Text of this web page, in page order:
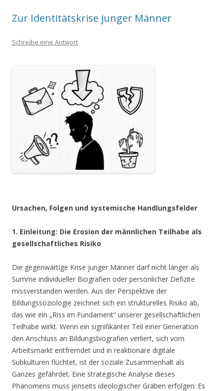
Zur Identitätskrise junger Männer
Schreibe eine Antwort
Ursachen, Folgen und systemische Handlungsfelder
1. Einleitung: Die Erosion der männlichen Teilhabe als
gesellschaftliches Risiko
Die gegenwärtige Krise junger Männer darf nicht länger als
Summe individueller Biografien oder persönlicher Defizite
missverstanden werden. Aus der Perspektive der
Bildungssoziologie zeichnet sich ein strukturelles Risiko ab,
das wie ein „Riss im Fundament“ unserer gesellschaftlichen
Teilhabe wirkt. Wenn ein signifikanter Teil einer Generation
den Anschluss an Bildungsbiografien verliert, sich vom
Arbeitsmarkt entfremdet und in reaktionäre digitale
Subkulturen flüchtet, ist der soziale Zusammenhalt als
Ganzes gefährdet. Eine strategische Analyse dieses
Phänomens muss jenseits ideologischer Gräben erfolgen: Es